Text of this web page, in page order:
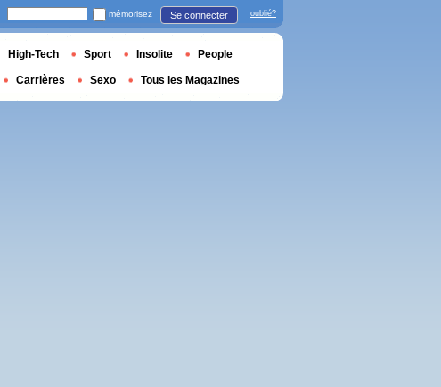
mémorisez Se connecter oublié?
High-Tech Sport Insolite People
Carrières Sexo Tous les Magazines